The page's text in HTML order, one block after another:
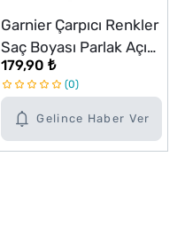
Gelince Haber Ver
Garnier Çarpıcı Renkler
Saç Boyası Parlak Açık
Kahve No: 5,0
179,90 ₺
0